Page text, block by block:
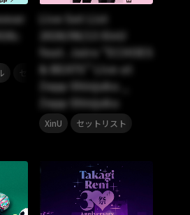
』
セトリプレイリスト セットリスト
Live Set List
2026/06/13 XinU
feat. Jairo “ECHOES
& BEATS” Live at
Zepp Shinjuku _
Zepp Shinjuku
XinU セットリスト